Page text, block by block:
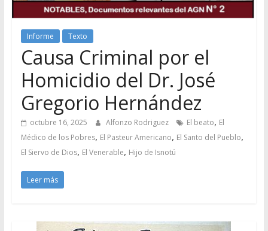
Informe Texto
Causa Criminal por el
Homicidio del Dr. José
Gregorio Hernández
octubre 16, 2025 Alfonzo Rodriguez El beato, El
Médico de los Pobres, El Pasteur Americano, El Santo del Pueblo,
El Siervo de Dios, El Venerable, Hijo de Isnotú
Leer más